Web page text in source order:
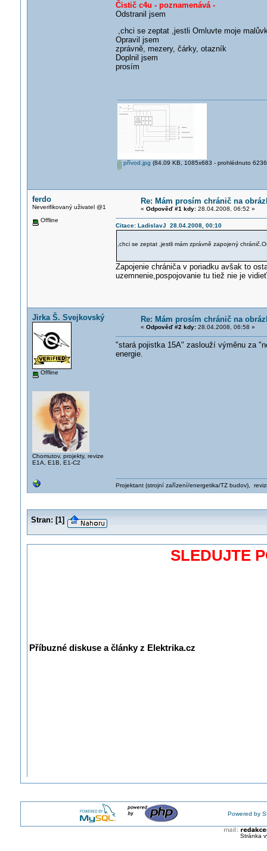
Čistič c4u - poznamenává -
Odstranil jsem
,chci se zeptat ,jestli Omluvte moje
Opravil jsem
zprávně, mezery, čárky, otazník
Doplnil jsem
prosím
přívod.jpg (84.09 KB, 1085x683 - prohlédnuto
ferdo
Neverifikovaný uživatel @1
Offline
Re: Mám prosím chránič na
« Odpověď #1 kdy:28.04.2008, 06:52 »
Citace: LadislavJ 28.04.2008, 00:10
,chci se zeptat ,jestli mám zprávně zapojený
Zapojenie chrániča v poriadku avšak to
uzemnenie,pospojovanie tu tiež nie je
Jirka Š. Svejkovský
Offline
Chomutov, projekty, revize
E1A, E1B, E1-C2
Re: Mám prosím chránič na
« Odpověď #2 kdy:28.04.2008, 06:58 »
"stará pojistka 15A" zaslouží výměnu za
energie.
Projektant (strojní zařízení/energetika/TZ budov),
Stran: [1]
SLEDUJTE
Příbuzné diskuse a články z Elektrika.cz
Powered by
Stránka